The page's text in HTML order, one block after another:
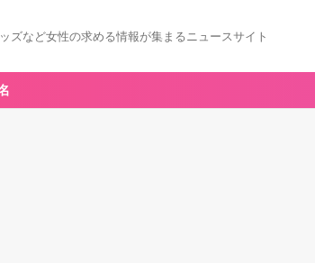
ズなど女性の求める情報が集まるニュースサイト